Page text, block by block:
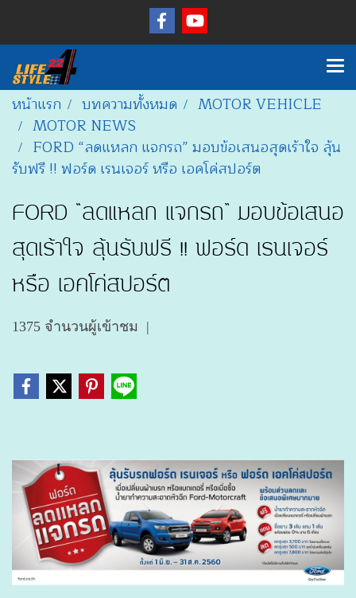
หน้าแรก บทความทั้งหมด
MOTOR VEHICLE
MOTOR NEWS
FORD “ลดแหลก แจกรถ” มอบข้อเสนอสุดเร้าใจ ลุ้น
รับฟรี !! ฟอร์ด เรนเจอร์ หรือ เอคโค่สปอร์ต
FORD “ลดแหลก แจกรถ” มอบข้อเสนอ
สุดเร้าใจ ลุ้นรับฟรี !! ฟอร์ด เรนเจอร์
หรือ เอคโค่สปอร์ต
1375 จำนวนผู้เข้าชม |